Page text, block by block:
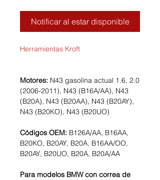
Notificar al estar disponible
Herramientas Kroft
Motores: N43 gasolina actual 1.6, 2.0
(2006-2011), N43 (B16A/AA), N43
(B20A), N43 (B20AA), N43 (B20AY),
N43 (B20KO), N43 (B20UO)
Códigos OEM: B126A/AA, B16AA,
B20KO, B20AY, B20A, B16AA/OO,
B20AY, B20UO, B20A, B20A/AA
Para modelos BMW con correa de